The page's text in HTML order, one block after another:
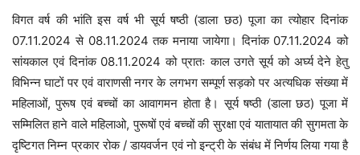
विगत वर्ष की भांति इस वर्ष भी सूर्य षष्ठी (डाला छठ) पूजा का त्योहार दिनांक
07.11.2024 से 08.11.2024 तक मनाया जायेगा। दिनांक 07.11.2024 को
सांयकाल एवं दिनांक 08.11.2024 को प्रातः काल उगते सूर्य को अर्घ्य देने हेतु
विभिन्न घाटों पर एवं वाराणसी नगर के लगभग सम्पूर्ण सड़को पर अत्यधिक संख्या में
महिलाओं, पुरूष एवं बच्चों का आवागमन होता है। सूर्य षष्ठी (डाला छठ) पूजा में
सम्मिलित हाने वाले महिलाओ, पुरूषों एवं बच्चों की सुरक्षा एवं यातायात की सुगमता के
दृष्टिगत निम्न प्रकार रोक / डायवर्जन एवं नो इन्ट्री के संबंध में निर्णय लिया गया है